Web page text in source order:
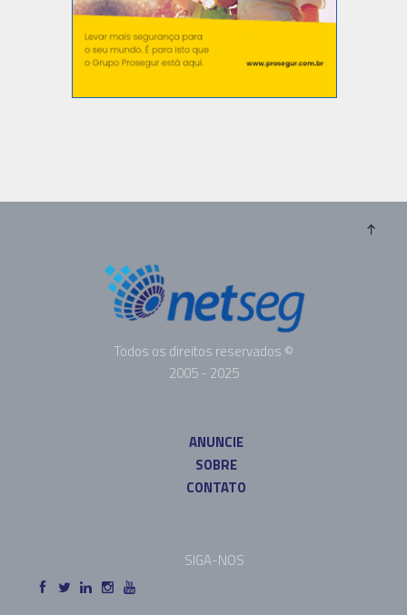
Todos os direitos reservados ©
2005 - 2025
ANUNCIE
SOBRE
CONTATO
SIGA-NOS